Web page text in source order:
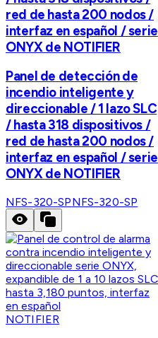
red de hasta 200 nodos /
interfaz en español / serie
ONYX de NOTIFIER
Panel de detección de
incendio inteligente y
direccionable / 1 lazo SLC
/ hasta 318 dispositivos /
red de hasta 200 nodos /
interfaz en español / serie
ONYX de NOTIFIER
NFS-320-SPNFS-320-SP
NOTIFIER